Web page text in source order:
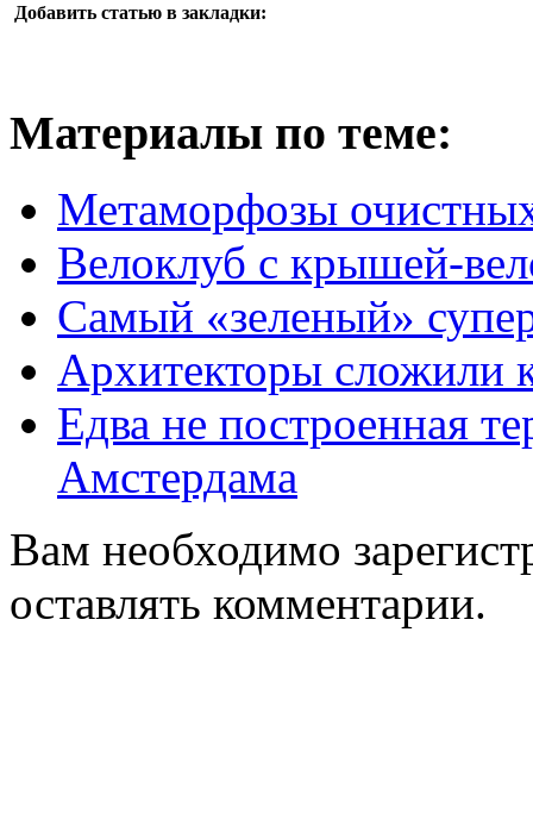
Добавить статью в закладки:
Материалы по теме:
Метаморфозы
Велоклуб с крышей-
Самый «зеленый»
Архитекторы сложили
Едва не построенная
Амстердама
Вам необходимо
оставлять комментарии.